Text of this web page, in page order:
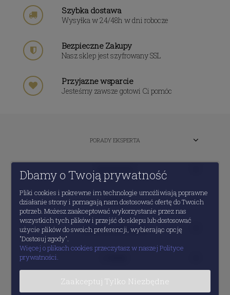
Szybka dostawa
Wysyłka w 24/48h w dni robocze
Bezpieczne Zakupy
Nasz sklep jest szyfrowany SSL
Przyjazne wsparcie
Jesteśmy zawsze gotowi Ci pomóc
PORADY EKSPERTA
POMOC
INFORMACJE PRAWNE
Dbamy o Twoją prywatność
Pliki cookies i pokrewne im technologie umożliwiają poprawne
działanie strony i pomagają nam dostosować ofertę do Twoich
potrzeb. Możesz zaakceptować wykorzystanie przez nas
wszystkich tych plików i przejść do sklepu lub dostosować
użycie plików do swoich preferencji, wybierając opcję
"Dostosuj zgody".
Więcej o plikach cookies przeczytasz w naszej Polityce
prywatności.
Zaakceptuj Tylko Niezbędne